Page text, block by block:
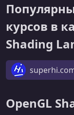
курсов в
Shading
OpenGL